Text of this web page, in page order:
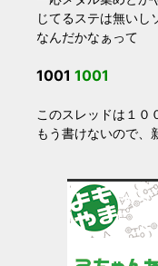
じてるステは無いし
なんだかなぁって
1001 1001
このスレッドは１０
もう書けないので、